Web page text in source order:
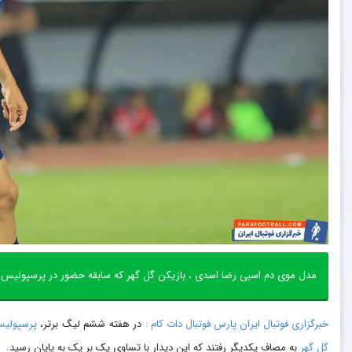
مدل موی دم اسبی رضا اسدی ، بازیکن گل گهر که سابقه حضور در
خبرگزاری فوتبال ایران پارس فوتبال دات کام : در هفته ششم لیگ برتر،
گل گهر به مصاف یکدیگر رفتند که این دیدار با تساوی یک بر یک به پایان رسید.